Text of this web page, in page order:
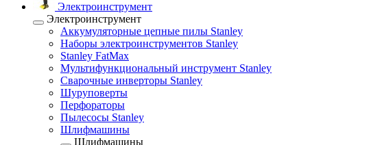
Электроинструмент
Электроинструмент
Аккумуляторные цепные пилы Stanley
Наборы электроинструментов Stanley
Stanley FatMax
Мультифункциональный инструмент Stanley
Сварочные инверторы Stanley
Шуруповерты
Перфораторы
Пылесосы Stanley
Шлифмашины
Шлифмашины